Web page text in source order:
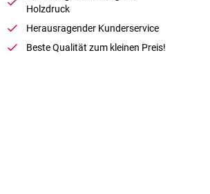
Holzdruck
Herausragender Kunderservice
Beste Qualität zum kleinen Preis!